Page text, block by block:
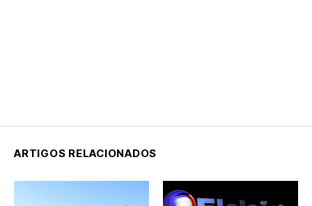
ARTIGOS RELACIONADOS